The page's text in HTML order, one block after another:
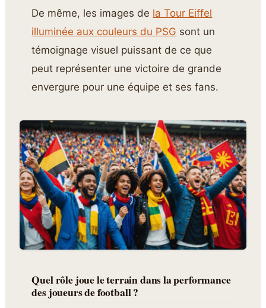
De même, les images de la Tour Eiffel
illuminée aux couleurs du PSG sont un
témoignage visuel puissant de ce que
peut représenter une victoire de grande
envergure pour une équipe et ses fans.
Quel rôle joue le terrain dans la performance
des joueurs de football ?